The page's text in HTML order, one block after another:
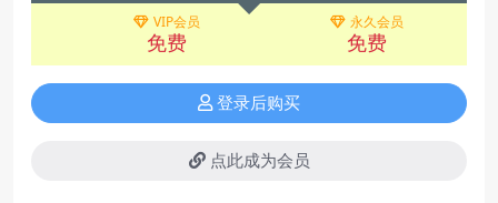
VIP会员
免费
永久会员
免费
登录后购买
点此成为会员